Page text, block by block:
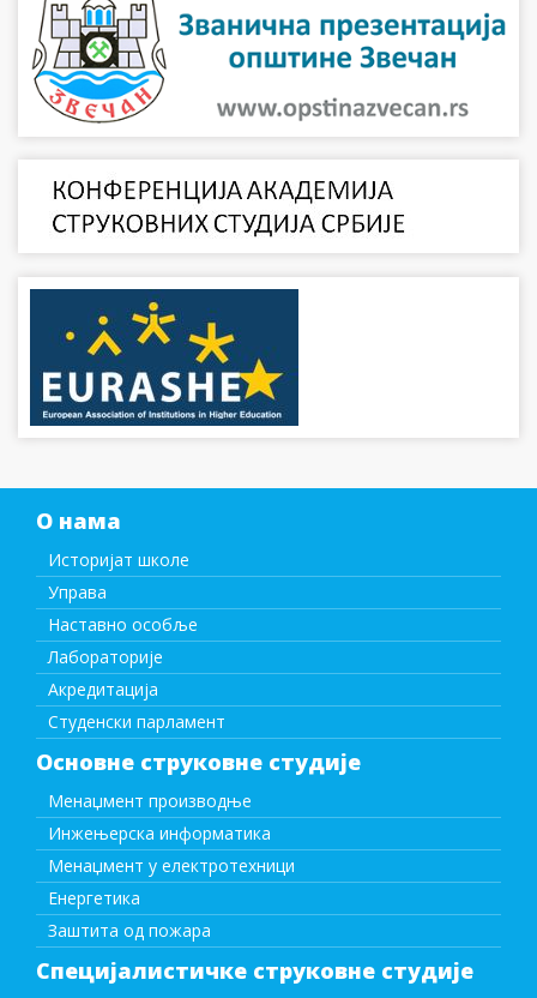
О нама
Историјат школе
Управа
Наставно особље
Лабораторије
Акредитација
Студенски парламент
Основне струковне студије
Менаџмент производње
Инжењерска информатика
Менаџмент у електротехници
Енергетика
Заштита од пожара
Специјалистичке струковне студије